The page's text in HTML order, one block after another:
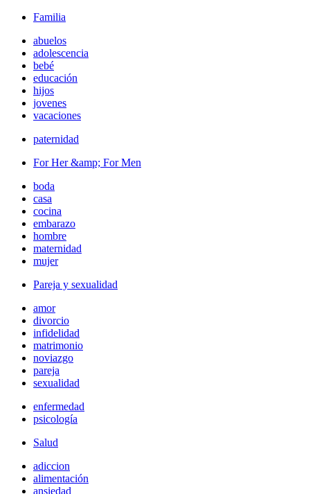
Familia
abuelos
adolescencia
bebé
educación
hijos
jovenes
vacaciones
paternidad
For Her &amp; For Men
boda
casa
cocina
embarazo
hombre
maternidad
mujer
Pareja y sexualidad
amor
divorcio
infidelidad
matrimonio
noviazgo
pareja
sexualidad
enfermedad
psicología
Salud
adiccion
alimentación
ansiedad